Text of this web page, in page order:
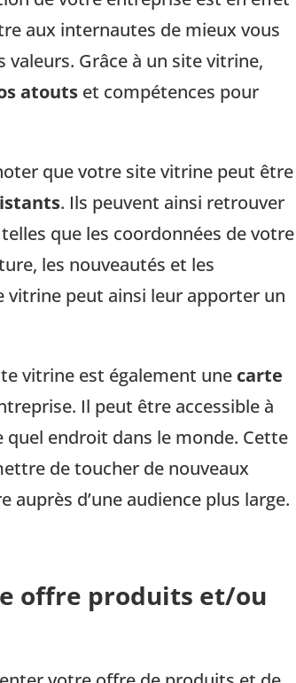
aux internautes de mieux vous
valeurs. Grâce à un site vitrine,
atoutset compétences pour
que votre site vitrine peut être
. Ils peuvent ainsi retrouver
que les coordonnées de votre
les nouveautés et les
peut ainsi leur apporter un
vitrine est également une carte
Il peut être accessible à
endroit dans le monde. Cette
de toucher de nouveaux
d’une audience plus large.
offre produits et/ou